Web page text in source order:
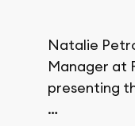
Natalie
Manager at
presenting